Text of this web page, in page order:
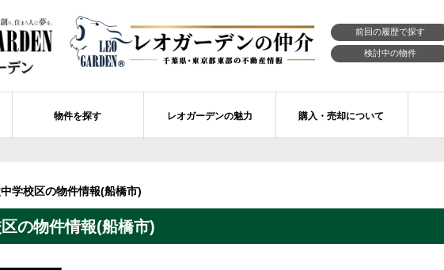
前回の履歴で探す
検討中の物件
レオガーデン
造成工事のお知らせ
物件を探す
アの物件情報
を探す
レオガーデンの魅力
カリフォルニア
ルハウス
購入・売却について
ンのポイント
件大募集
学校区の物件情報(船橋市)
の物件情報(船橋市)